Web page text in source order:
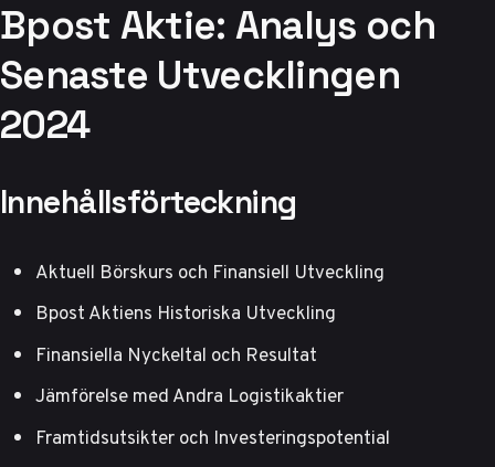
Bpost Aktie: Analys och
Senaste Utvecklingen
2024
Innehållsförteckning
Aktuell Börskurs och Finansiell Utveckling
Bpost Aktiens Historiska Utveckling
Finansiella Nyckeltal och Resultat
Jämförelse med Andra Logistikaktier
Framtidsutsikter och Investeringspotential